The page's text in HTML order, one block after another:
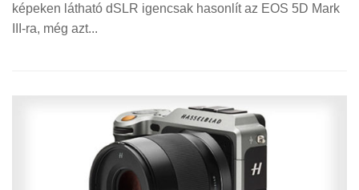
képeken látható dSLR igencsak hasonlít az EOS 5D Mark
III-ra, még azt...